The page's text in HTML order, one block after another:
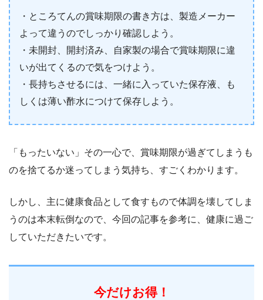
・ところてんの賞味期限の書き方は、製造メーカー
よって違うのでしっかり確認しよう。
・未開封、開封済み、自家製の場合で賞味期限に違
いが出てくるので気をつけよう。
・長持ちさせるには、一緒に入っていた保存液、も
しくは薄い酢水につけて保存しよう。
「もったいない」その一心で、賞味期限が過ぎてしまうも
のを捨てるか迷ってしまう気持ち、すごくわかります。
しかし、主に健康食品として食すもので体調を壊してしま
うのは本末転倒なので、今回の記事を参考に、健康に過ご
していただきたいです。
今だけお得！